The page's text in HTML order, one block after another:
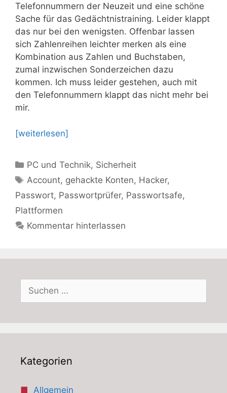
Telefonnummern der Neuzeit und eine schöne
Sache für das Gedächtnistraining. Leider klappt
das nur bei den wenigsten. Offenbar lassen
sich Zahlenreihen leichter merken als eine
Kombination aus Zahlen und Buchstaben,
zumal inzwischen Sonderzeichen dazu
kommen. Ich muss leider gestehen, auch mit
den Telefonnummern klappt das nicht mehr bei
mir.
[weiterlesen]
Kategorien
PC und Technik, Sicherheit
Schlagwörter
Account, gehackte Konten, Hacker,
Passwort, Passwortprüfer, Passwortsafe,
Plattformen
Kommentar hinterlassen
nach:
Kategorien
Allgemein